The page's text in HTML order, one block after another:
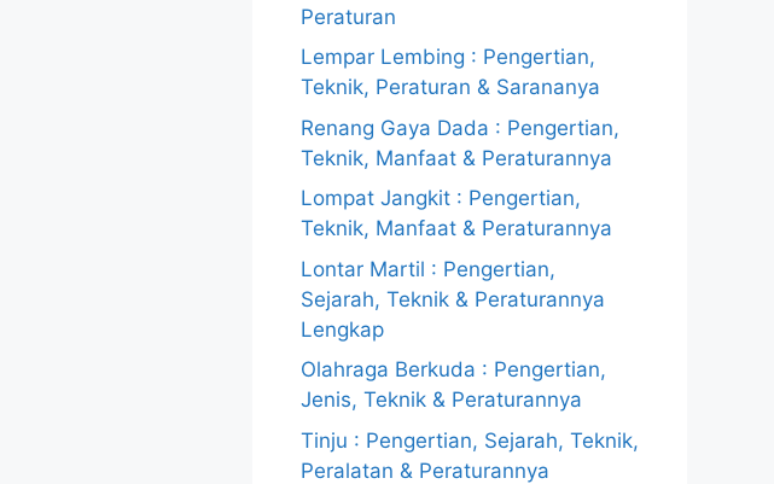
Peraturan
Lempar Lembing : Pengertian,
Teknik, Peraturan & Sarananya
Renang Gaya Dada : Pengertian,
Teknik, Manfaat & Peraturannya
Lompat Jangkit : Pengertian,
Teknik, Manfaat & Peraturannya
Lontar Martil : Pengertian,
Sejarah, Teknik & Peraturannya
Lengkap
Olahraga Berkuda : Pengertian,
Jenis, Teknik & Peraturannya
Tinju : Pengertian, Sejarah, Teknik,
Peralatan & Peraturannya